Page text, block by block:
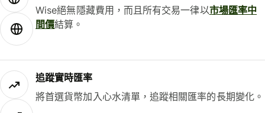
Wise絕無隱藏費用，而且所有交易一律以市場匯率中
間價結算。
追蹤實時匯率
將首選貨幣加入心水清單，追蹤相關匯率的長期變化。